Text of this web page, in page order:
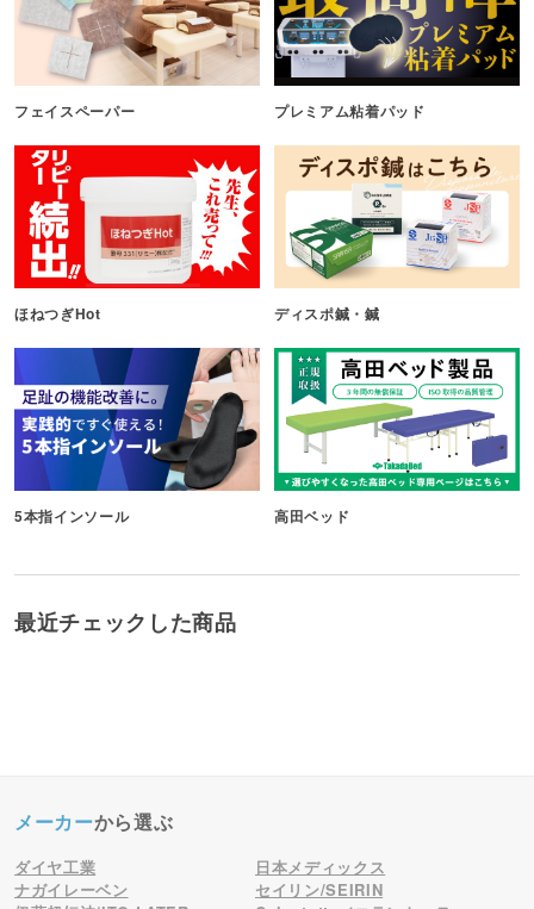
フェイスペーパー プレミアム粘着パッド
ほねつぎHot ディスポ鍼・鍼
5本指インソール 高田ベッド
最近チェックした商品
メーカーから選ぶ
ダイヤ工業
日本メディックス
ナガイレーベン
セイリン/SEIRIN